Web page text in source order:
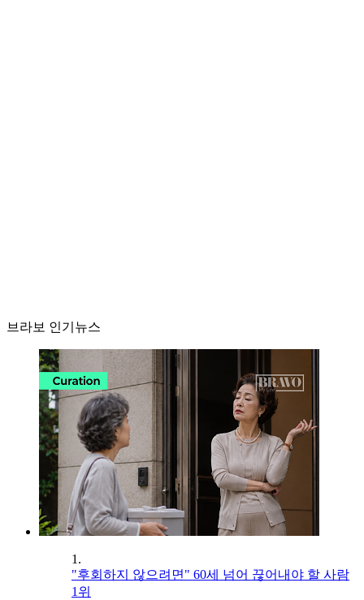
브라보 인기뉴스
1.
"후회하지 않으려면" 60세 넘어 끊어내야 할 사람
1위